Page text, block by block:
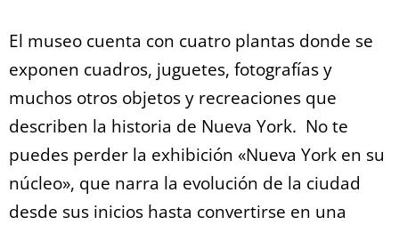
El museo cuenta con cuatro plantas donde se
exponen cuadros, juguetes, fotografías y
muchos otros objetos y recreaciones que
describen la historia de Nueva York. No te
puedes perder la exhibición «Nueva York en su
núcleo», que narra la evolución de la ciudad
desde sus inicios hasta convertirse en una